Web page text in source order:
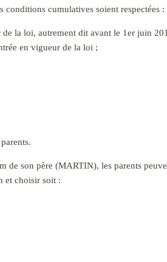
conditions cumulatives soient respectées :
la loi, autrement dit avant le 1er juin
en vigueur de la loi ;
son père (MARTIN), les parents
et choisir soit :